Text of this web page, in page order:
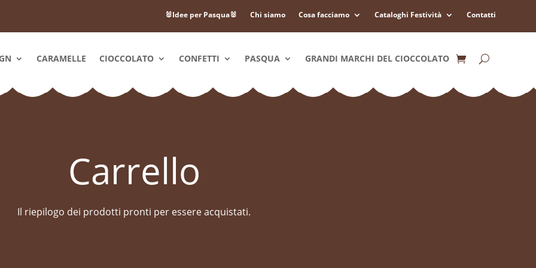
🐰Idee per Pasqua🐰 Chi siamo Cosa facciamo Cataloghi Festività Contatti
CARAMELLE CIOCCOLATO CONFETTI PASQUA GRANDI MARCHI DEL CIOCCOLATO
Carrello
Il riepilogo dei prodotti pronti per essere acquistati.